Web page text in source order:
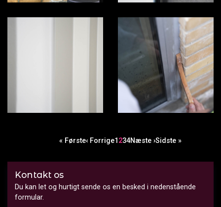
Første
« FørsteForrige
‹ ForrigeSide
1 Side
2Side
3Side
4Næste
Næste ›Sidste
Sidste »
Kontakt os
Du kan let og hurtigt sende os en besked i nedenstående
formular.